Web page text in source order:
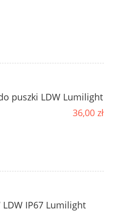
puszki LDW Lumilight
36,00 zł
LDW IP67 Lumilight